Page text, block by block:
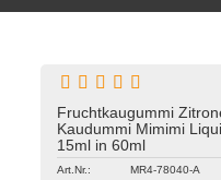
Konto erstellen
Passwort vergessen?
Fruchtkaugummi
Kaudummi Mimimi
15ml in 60ml
Art.Nr.:
MR4-78040-A